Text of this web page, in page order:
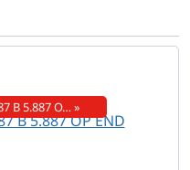
B 5.887 O… »